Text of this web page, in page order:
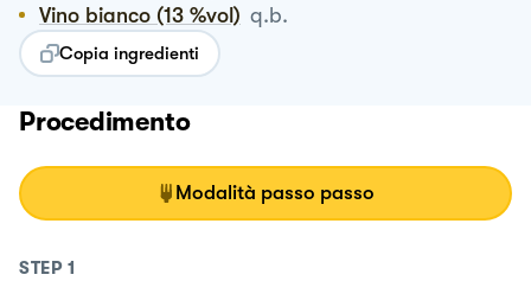
Vino bianco (13 %vol) q.b.
Copia ingredienti
Procedimento
Modalità passo passo
STEP 1